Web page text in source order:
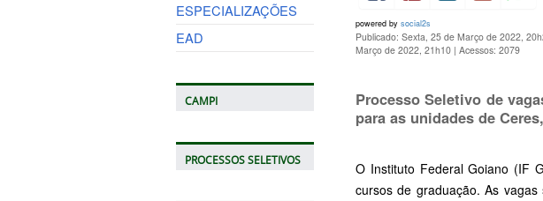
ESPECIALIZAÇÕES
EAD
CAMPI
PROCESSOS SELETIVOS
powered by social2s
Publicado: Sexta, 25 de Março de 2022,
Março de 2022, 21h10 | Acessos: 2079
Processo Seletivo de
para as unidades de
O Instituto Federal Goiano (IF
cursos de graduação. As